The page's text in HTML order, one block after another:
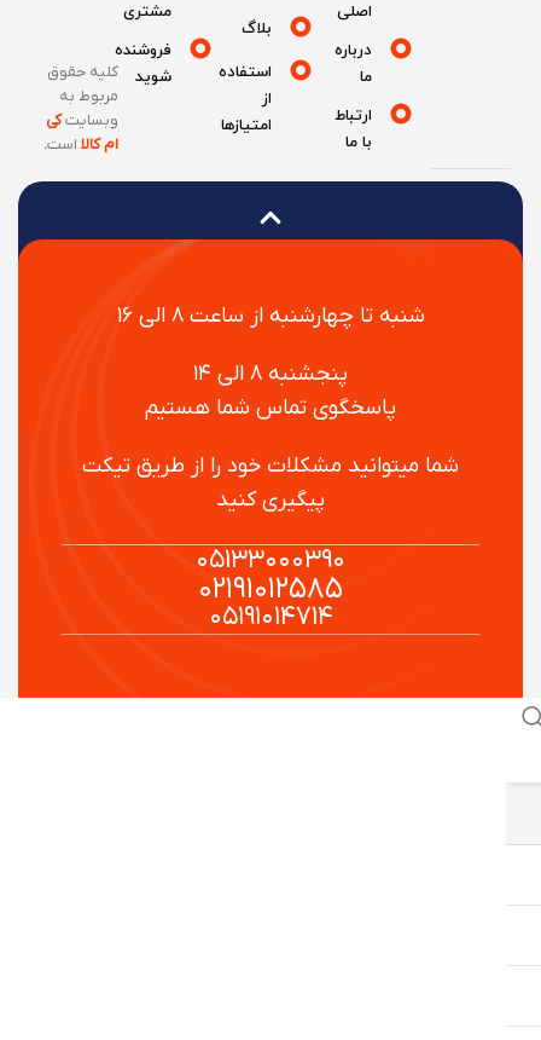
شنبه تا چهارشنبه از ساعت ۸ الی ۱۶
پنجشنبه ۸ الی ۱۴
پاسخگوی تماس شما هستیم
شما میتوانید مشکلات خود را از طریق تیکت
پیگیری کنید
۰۵۱۳۳۰۰۰۳۹۰
۰۲۱۹۱۰۱۲۵۸۵
۰۵۱۹۱۰۱۴۷۱۴
درباره
ارتباط
بلاگ
استفاده
امتیازها
مشتری
فروشنده
شوید
کلیه حقوق
مربوط به
وبسایتکی
ام کالااست.